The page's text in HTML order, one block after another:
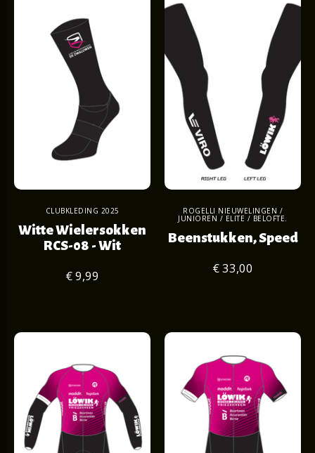
CLUBKLEDING 2025
Witte Wielersokken
RCS-08 - Wit
€ 9,99
ROGELLI NIEUWELINGEN /
JUNIOREN / ELITE / BELOFTE.
Beenstukken, Speed
€ 33,00